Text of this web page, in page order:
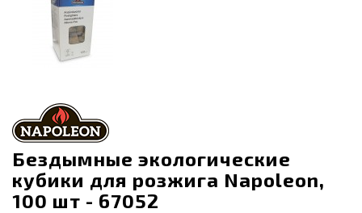
Бездымные экологические
кубики для розжига Napoleon,
100 шт - 67052